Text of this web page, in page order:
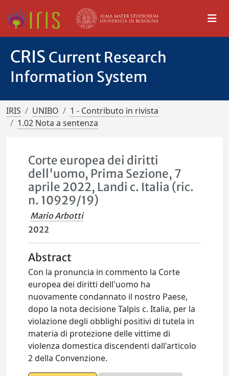
CRIS Current Research
Information System
IRIS UNIBO
1 - Contributo in rivista
1.02 Nota a sentenza
Corte europea dei diritti
dell'uomo, Prima Sezione, 7
aprile 2022, Landi c. Italia (ric.
n. 10929/19)
Mario Arbotti
2022
Abstract
Con la pronuncia in commento la Corte
europea dei diritti dell'uomo ha
nuovamente condannato il nostro Paese,
dopo la nota decisione Talpis c. Italia, per la
violazione degli obblighi positivi di tutela in
materia di protezione delle vittime di
violenza domestica discendenti dall'articolo
2 della Convenzione.